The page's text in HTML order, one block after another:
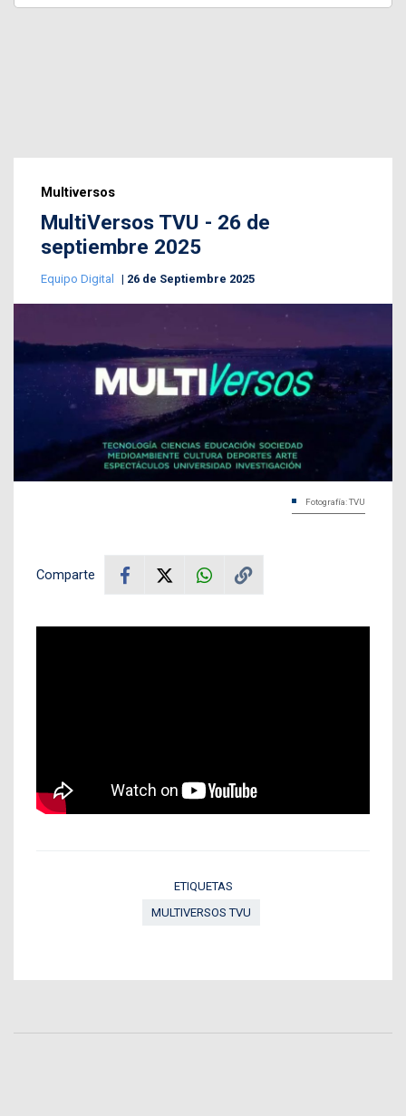
Multiversos
MultiVersos TVU - 26 de
septiembre 2025
Equipo Digital 26 de Septiembre 2025
Fotografía: TVU
Comparte
ETIQUETAS
MULTIVERSOS TVU